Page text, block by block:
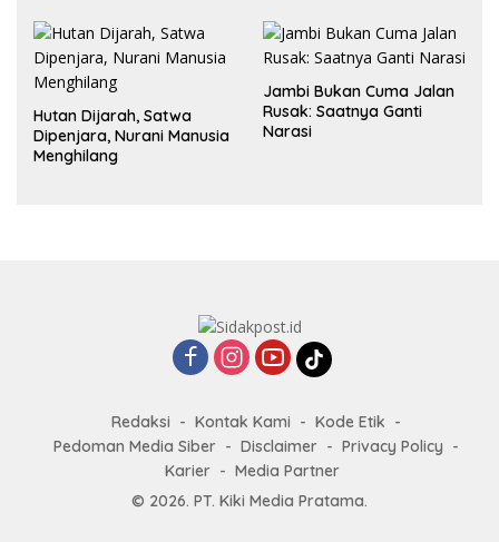
Hutan Dijarah, Satwa
Dipenjara, Nurani Manusia
Menghilang
Jambi Bukan Cuma Jalan
Rusak: Saatnya Ganti
Narasi
Redaksi Kontak Kami
Kode Etik
Pedoman Media Siber
Disclaimer
Privacy Policy
Karier
Media Partner
© 2026. PT. Kiki Media Pratama.